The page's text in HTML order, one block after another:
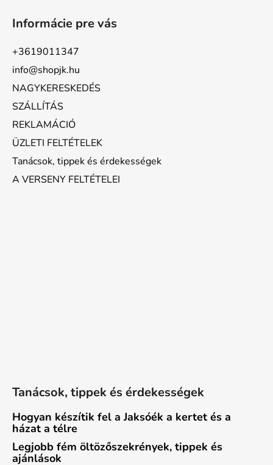
Informácie pre vás
+3619011347
info@shopjk.hu
NAGYKERESKEDÉS
SZÁLLÍTÁS
REKLAMÁCIÓ
ÜZLETI FELTÉTELEK
Tanácsok, tippek és érdekességek
A VERSENY FELTÉTELEI
Tanácsok, tippek és érdekességek
Hogyan készítik fel a Jaksóék a kertet és a
házat a télre
Legjobb fém öltözőszekrények, tippek és
ajánlások